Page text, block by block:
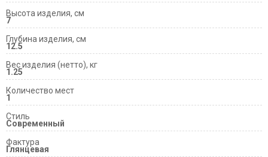
Высота изделия, см
7
Глубина изделия, см
12.5
Вес изделия (нетто), кг
1.25
Количество мест
1
Стиль
Современный
Фактура
Глянцевая